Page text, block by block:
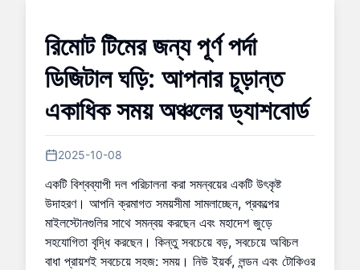
রিমোট টিমের জন্য পূর্ণ পর্দা
ডিজিটাল ঘড়ি: আপনার চূড়ান্ত
একাধিক সময় অঞ্চলের ড্যাশবোর্ড
2025-10-08
একটি বিশ্বব্যাপী দল পরিচালনা করা সমন্বয়ের একটি উৎকৃষ্ট
উদাহরণ। আপনি ক্রমাগত সময়সীমা সামলাচ্ছেন, প্রকল্পের
মাইলস্টোনগুলির সাথে সমন্বয় করছেন এবং মহাদেশ জুড়ে
সহযোগিতা বৃদ্ধি করছেন। কিন্তু সবচেয়ে বড়, সবচেয়ে অবিচল
বাধা প্রায়শই সবচেয়ে সহজ: সময়। নিউ ইয়র্ক, লন্ডন এবং টোকিওর